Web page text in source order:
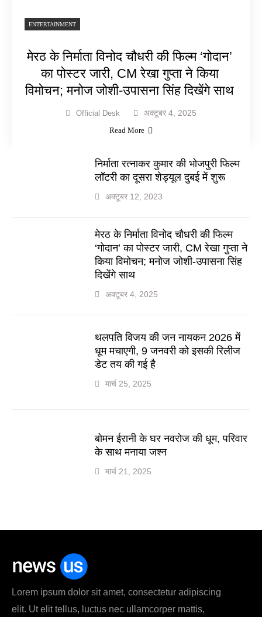
ENTERTAINMENT
मेरठ के निर्माता विनोद चौधरी की फिल्म ‘गोदान’
का पोस्टर जारी, CM रेखा गुप्ता ने किया
विमोचन; मनोज जोशी-उपासना सिंह दिखेंगे साथ
Official Desk अक्टूबर 4, 2025
Read More
निर्माता रत्नाकर कुमार की भोजपुरी फिल्म
लॉटरी का दूसरा शेड्यूल दुबई में शुरू
अक्टूबर 12, 2023
मेरठ के निर्माता विनोद चौधरी की फिल्म
‘गोदान’ का पोस्टर जारी, CM रेखा गुप्ता ने
किया विमोचन; मनोज जोशी-उपासना सिंह
दिखेंगे साथ
अक्टूबर 4, 2025
थलपति विजय की जन नायकन 2026 में
धूम मचाएगी, 9 जनवरी को इसकी रिलीज
डेट तय की गई है
मार्च 25, 2025
बोमन ईरानी के घर नवरोज की धूम, परिवार
के साथ मनाया जश्न
मार्च 21, 2025
Lorem ipsum dolor sit amet, consectetur adipiscing
elit. Ut elit tellus, luctus nec ullamcorper mattis,